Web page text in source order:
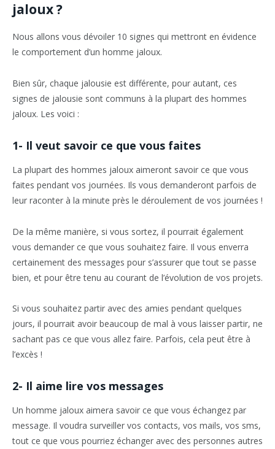
jaloux ?
Nous allons vous dévoiler 10 signes qui mettront en évidence
le comportement d’un homme jaloux.
Bien sûr, chaque jalousie est différente, pour autant, ces
signes de jalousie sont communs à la plupart des hommes
jaloux. Les voici :
1- Il veut savoir ce que vous faites
La plupart des hommes jaloux aimeront savoir ce que vous
faites pendant vos journées. Ils vous demanderont parfois de
leur raconter à la minute près le déroulement de vos journées !
De la même manière, si vous sortez, il pourrait également
vous demander ce que vous souhaitez faire. Il vous enverra
certainement des messages pour s’assurer que tout se passe
bien, et pour être tenu au courant de l’évolution de vos projets.
Si vous souhaitez partir avec des amies pendant quelques
jours, il pourrait avoir beaucoup de mal à vous laisser partir, ne
sachant pas ce que vous allez faire. Parfois, cela peut être à
l’excès !
2- Il aime lire vos messages
Un homme jaloux aimera savoir ce que vous échangez par
message. Il voudra surveiller vos contacts, vos mails, vos sms,
tout ce que vous pourriez échanger avec des personnes autres